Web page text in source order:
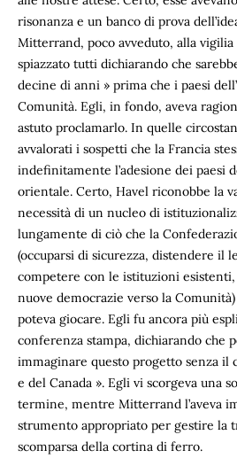
risonanza e un banco di prova
Mitterrand, poco avveduto, alla vigilia
spiazzato tutti dichiarando che
decine di anni » prima che i paesi
Comunità. Egli, in fondo, aveva
astuto proclamarlo. In quelle
avvalorati i sospetti che la Francia
indefinitamente l’adesione dei paesi
orientale. Certo, Havel riconobbe la
necessità di un nucleo di
lungamente di ciò che la
(occuparsi di sicurezza, distendere il
competere con le istituzioni
nuove democrazie verso la
poteva giocare. Egli fu ancora più
conferenza stampa, dichiarando che
immaginare questo progetto senza il
e del Canada ». Egli vi scorgeva una
termine, mentre Mitterrand l’aveva
strumento appropriato per gestire la
scomparsa della cortina di ferro.